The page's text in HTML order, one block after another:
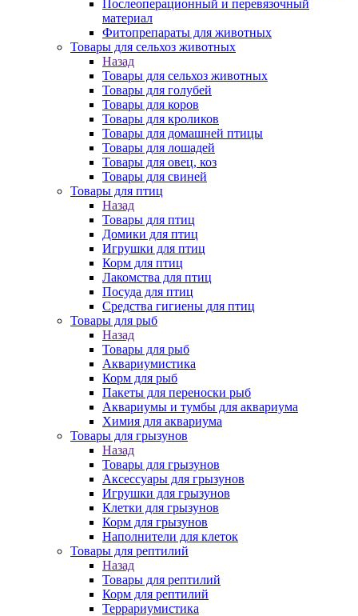
Послеоперационный и перевязочный
материал
Фитопрепараты для животных
Товары для сельхоз животных
Назад
Товары для сельхоз животных
Товары для голубей
Товары для коров
Товары для кроликов
Товары для домашней птицы
Товары для лошадей
Товары для овец, коз
Товары для свиней
Товары для птиц
Назад
Товары для птиц
Домики для птиц
Игрушки для птиц
Корм для птиц
Лакомства для птиц
Посуда для птиц
Средства гигиены для птиц
Товары для рыб
Назад
Товары для рыб
Аквариумистика
Корм для рыб
Пакеты для переноски рыб
Аквариумы и тумбы для аквариума
Химия для аквариума
Товары для грызунов
Назад
Товары для грызунов
Аксессуары для грызунов
Игрушки для грызунов
Клетки для грызунов
Корм для грызунов
Наполнители для клеток
Товары для рептилий
Назад
Товары для рептилий
Корм для рептилий
Террариумистика